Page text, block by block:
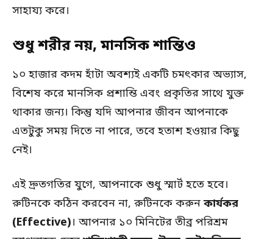
সাহায্য করে।
শুধু শরীর নয়, মানসিক শান্তিও
১০ হাজার কদম হাঁটা অবশ্যই একটি চমৎকার অভ্যাস,
বিশেষ করে মানসিক প্রশান্তি এবং প্রকৃতির সাথে যুক্ত
থাকার জন্য। কিন্তু যদি আপনার জীবন আপনাকে
এতটুকু সময় দিতে না পারে, তবে হতাশ হওয়ার কিছু
নেই।
এই দ্রুতগতির যুগে, আপনাকে শুধু স্মার্ট হতে হবে।
রুটিনকে কঠিন করবেন না, রুটিনকে করুন কার্যকর
(Effective)। আপনার ১০ মিনিটের তীব্র পরিশ্রম